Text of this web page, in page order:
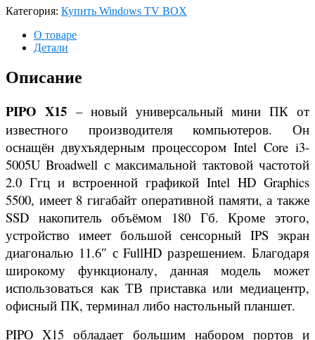
Категория: Купить Windows TV BOX
О товаре
Детали
Описание
PIPO X15 – новый универсальный мини ПК от
известного производителя компьютеров. Он
оснащён двухъядерным процессором Intel Core i3-
5005U Broadwell с максимальной тактовой частотой
2.0 Ггц и встроенной графикой Intel HD Graphics
5500, имеет 8 гигабайт оперативной памяти, а также
SSD накопитель объёмом 180 Гб. Кроме этого,
устройство имеет большой сенсорный IPS экран
диагональю 11.6″ с FullHD разрешением. Благодаря
широкому функционалу, данная модель может
использоваться как ТВ приставка или медиацентр,
офисный ПК, терминал либо настольный планшет.
PIPO X15 обладает большим набором портов и